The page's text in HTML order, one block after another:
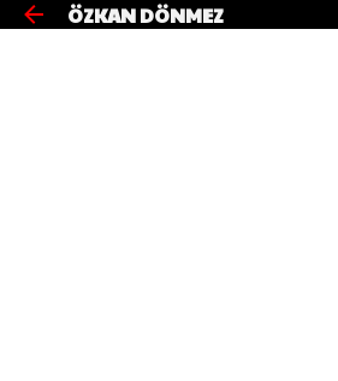
Ana içeriğe atla
ÖZKAN DÖNMEZ